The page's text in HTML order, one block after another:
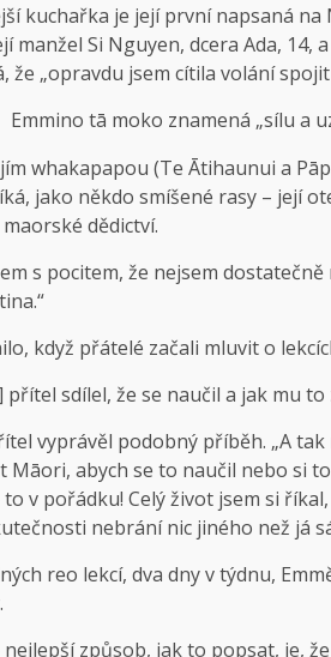
kuchařka je její první napsaná
manžel Si Nguyen, dcera Ada,
že „opravdu jsem cítila volání
Emmino tā moko znamená „sílu a
whakapapou (Te Ātihaunui a
jako někdo smíšené rasy – její
dědictví.
s pocitem, že nejsem
když přátelé začali mluvit o
přítel sdílel, že se naučil a jak mu to
vyprávěl podobný příběh. „A
Māori, abych se to naučil nebo si
v pořádku! Celý život jsem si
nebrání nic jiného než já
reo lekcí, dva dny v týdnu,
nejlepší způsob, jak to popsat, je,